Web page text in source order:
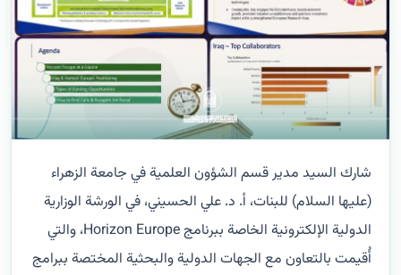
شارك السيد مدير قسم الشؤون العلمية في جامعة الزهراء
(عليها السلام) للبنات، أ. د. علي الحسيني، في الورشة الوزارية
الدولية الإلكترونية الخاصة ببرنامج Horizon Europe، والتي
أُقيمت بالتعاون مع الجهات الدولية والبحثية المختصة ببرامج